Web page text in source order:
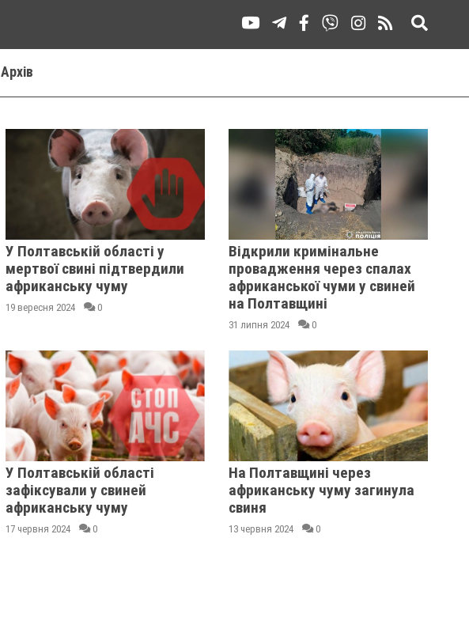
Aрхів
У Полтавській області у
мертвої свині підтвердили
африканську чуму
19 вересня 2024 0
Відкрили кримінальне
провадження через спалах
африканської чуми у свиней
на Полтавщині
31 липня 2024 0
У Полтавській області
зафіксували у свиней
африканську чуму
17 червня 2024 0
На Полтавщині через
африканську чуму загинула
свиня
13 червня 2024 0